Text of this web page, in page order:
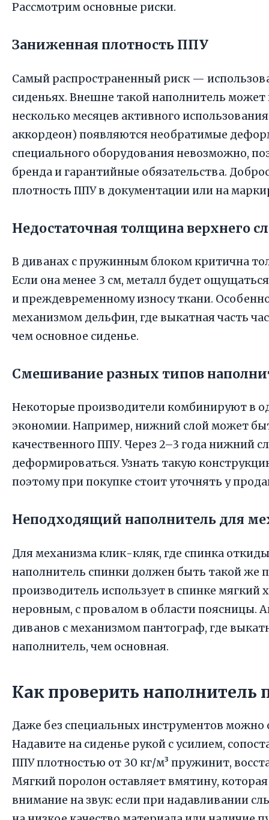
Рассмотрим основные риски.
Заниженная плотность ППУ
Самый распространенный риск —
сиденьях. Внешне такой наполнитель
несколько месяцев активного
аккордеон) появляются необратимые
специального оборудования невозможно,
бренда и гарантийные обязательства.
плотность ППУ в документации или на
Недостаточная толщина верхнего
В диванах с пружинным блоком критична
Если она менее 3 см, металл будет
и преждевременному износу ткани.
механизмом дельфин, где выкатная часть
чем основное сиденье.
Смешивание разных типов
Некоторые производители комбинируют в
экономии. Например, нижний слой может
качественного ППУ. Через 2–3 года нижний
деформироваться. Узнать такую
поэтому при покупке стоит уточнять у
Неподходящий наполнитель для
Для механизма клик-кляк, где спинка
наполнитель спинки должен быть такой же
производитель использует в спинке мягкий
неровным, с провалом в области поясницы.
диванов с механизмом пантограф, где
наполнитель, чем основная.
Как проверить наполнитель
Даже без специальных инструментов можно
Надавите на сиденье рукой с усилием,
ППУ плотностью от 30 кг/м³ пружинит,
Мягкий поролон оставляет вмятину,
внимание на звук: если при надавливании